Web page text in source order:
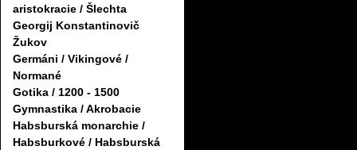
aristokracie / Šlechta
Georgij Konstantinovič
Žukov
Germáni / Vikingové /
Normané
Gotika / 1200 - 1500
Gymnastika / Akrobacie
Habsburská monarchie /
Habsburkové / Habsburská